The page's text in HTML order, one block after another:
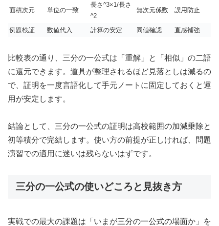
面積次元 単位の一致
長さ^3×1/長さ
^2
無次元係数 誤用防止
例題検証 数値代入 計算の安定 同値確認 直感補強
比較表の通り、三分の一公式は「重解」と「相似」の二語
に還元できます。道具が整理されるほど見落としは減るの
で、証明を一度言語化して手元ノートに固定しておくと運
用が安定します。
結論として、三分の一公式の証明は高校範囲の加減乗除と
初等積分で完結します。使い方の前提が正しければ、問題
演習での適用に迷いは残らないはずです。
三分の一公式の使いどころと見抜き方
実戦での最大の課題は「いまが三分の一公式の場面か」を